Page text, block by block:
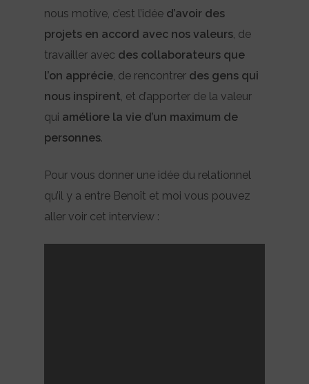
nous motive, c’est l’idée d’avoir des
projets en accord avec nos valeurs, de
travailler avec des collaborateurs que
l’on apprécie, de rencontrer des gens qui
nous inspirent, et d’apporter de la valeur
qui améliore la vie d’un maximum de
personnes.
Pour vous donner une idée du relationnel
qu’il y a entre Benoît et moi vous pouvez
aller voir cet interview :